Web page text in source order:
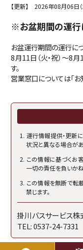
【更新】 2026年08月06日
※お盆期間の運行
お盆運行期間の運行に
8月11日（火・祝）～8
す。
営業窓口については「お
運行情報提供・更新
状況と異なる場合があ
この情報に基づくお
一切の責任を負いかね
この情報を無断で転
禁じます。
掛川バスサービス
TEL: 0537-24-7331